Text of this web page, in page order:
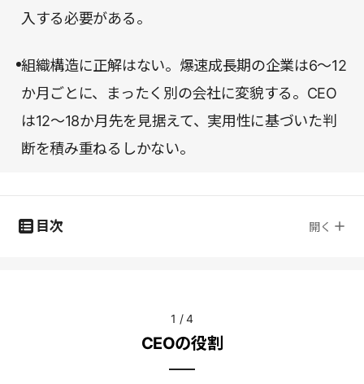
入する必要がある。
組織構造に正解はない。爆速成長期の企業は6～12
か月ごとに、まったく別の会社に変貌する。CEO
は12～18か月先を見据えて、実用性に基づいた判
断を積み重ねるしかない。
目次 開く
1 /4
CEOの役割